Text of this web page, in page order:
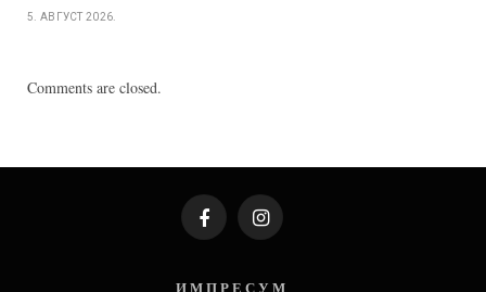
5. АВГУСТ 2026.
Comments are closed.
FacebookInstagram
И М П Р Е С У М